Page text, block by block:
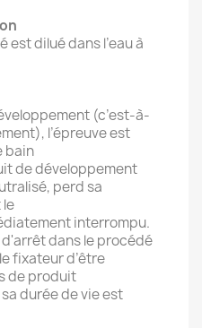
est dilué dans l’eau à
(c’est-à-
l’épreuve est
bain
de développement
perd sa
interrompu.
dans le procédé
fixateur d’être
de produit
durée de vie est